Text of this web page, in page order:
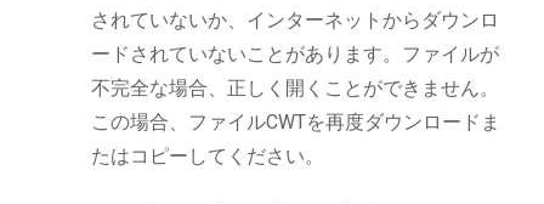
されていないか、インターネットからダウンロ
ードされていないことがあります。ファイルが
不完全な場合、正しく開くことができません。
この場合、ファイルCWTを再度ダウンロードま
たはコピーしてください。